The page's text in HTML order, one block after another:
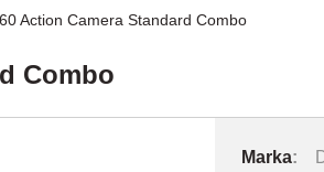
Action Camera Standard Combo
Combo
Marka